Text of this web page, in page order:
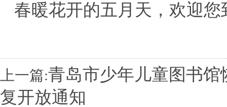
春暖花开的五月天，欢迎
上一篇:青岛市少年儿童图书馆
复开放通知